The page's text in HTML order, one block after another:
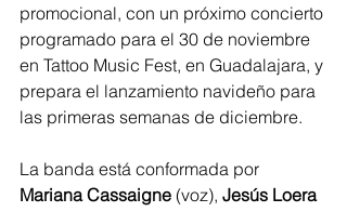
promocional, con un próximo concierto
programado para el 30 de noviembre
en Tattoo Music Fest, en Guadalajara, y
prepara el lanzamiento navideño para
las primeras semanas de diciembre.
La banda está conformada por
Mariana Cassaigne (voz), Jesús Loera